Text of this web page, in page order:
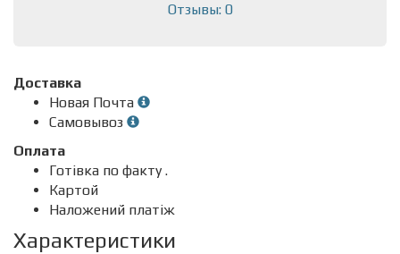
Отзывы: 0
Доставка
Новая Почта
Самовывоз
Оплата
Готівка по факту .
Картой
Наложений платіж
Характеристики